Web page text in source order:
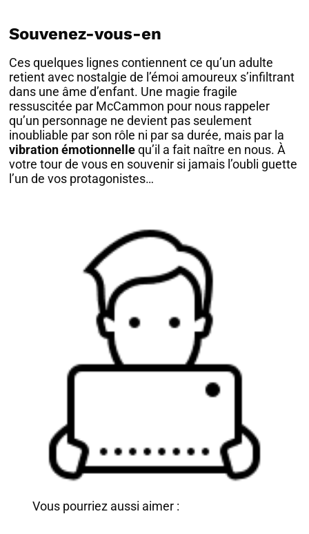
Souvenez-vous-en
Ces quelques lignes contiennent ce qu’un adulte
retient avec nostalgie de l’émoi amoureux s’infiltrant
dans une âme d’enfant. Une magie fragile
ressuscitée par McCammon pour nous rappeler
qu’un personnage ne devient pas seulement
inoubliable par son rôle ni par sa durée, mais par la
vibration émotionnellequ’il a fait naître en nous. À
votre tour de vous en souvenir si jamais l’oubli guette
l’un de vos protagonistes…
Vous pourriez aussi aimer :